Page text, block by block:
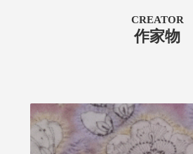
CREATOR
作家物